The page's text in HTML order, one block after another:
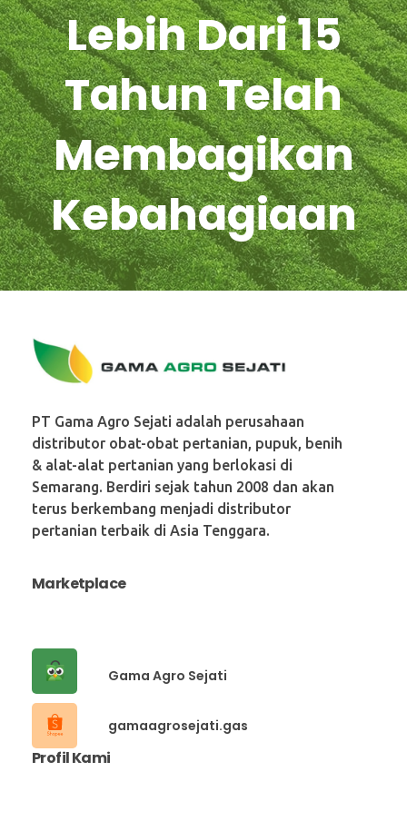
Lebih Dari 15
Tahun Telah
Membagikan
Kebahagiaan
PT Gama Agro Sejati adalah perusahaan
distributor obat-obat pertanian, pupuk, benih
& alat-alat pertanian yang berlokasi di
Semarang. Berdiri sejak tahun 2008 dan akan
terus berkembang menjadi distributor
pertanian terbaik di Asia Tenggara.
Marketplace
Gama Agro Sejati
gamaagrosejati.gas
Profil Kami